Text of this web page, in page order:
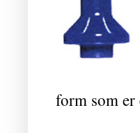
form som er